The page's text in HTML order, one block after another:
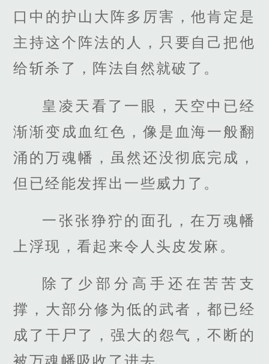
口中的护山大阵多厉害，他肯定是
主持这个阵法的人，只要自己把他
给斩杀了，阵法自然就破了。
皇凌天看了一眼，天空中已经
渐渐变成血红色，像是血海一般翻
涌的万魂幡，虽然还没彻底完成，
但已经能发挥出一些威力了。
一张张狰狞的面孔，在万魂幡
上浮现，看起来令人头皮发麻。
除了少部分高手还在苦苦支
撑，大部分修为低的武者，都已经
成了干尸了，强大的怨气，不断的
被万魂幡吸收了进去。